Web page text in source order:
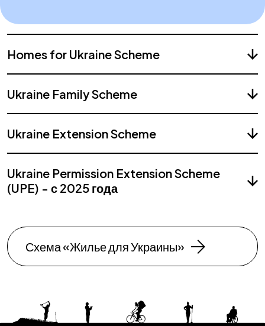
Homes for Ukraine Scheme
Ukraine Family Scheme
Ukraine Extension Scheme
Ukraine Permission Extension Scheme
(UPE) - с 2025 года
Схема «Жилье для Украины»